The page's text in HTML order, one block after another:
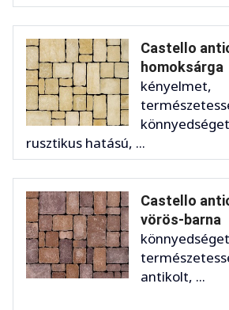
Castello
homoksárga
kényelmet,
rusztikus hatású, ...
Castello
vörös-barna
antikolt, ...